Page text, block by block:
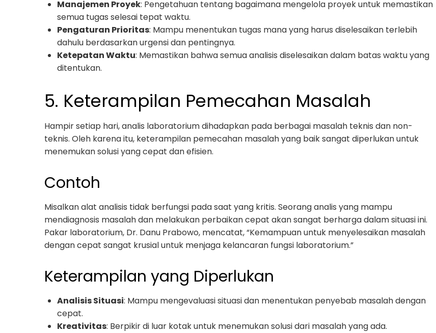
Manajemen Proyek: Pengetahuan tentang bagaimana mengelola proyek untuk memastikan
semua tugas selesai tepat waktu.
Pengaturan Prioritas: Mampu menentukan tugas mana yang harus diselesaikan terlebih
dahulu berdasarkan urgensi dan pentingnya.
Ketepatan Waktu: Memastikan bahwa semua analisis diselesaikan dalam batas waktu yang
ditentukan.
5. Keterampilan Pemecahan Masalah
Hampir setiap hari, analis laboratorium dihadapkan pada berbagai masalah teknis dan non-
teknis. Oleh karena itu, keterampilan pemecahan masalah yang baik sangat diperlukan untuk
menemukan solusi yang cepat dan efisien.
Contoh
Misalkan alat analisis tidak berfungsi pada saat yang kritis. Seorang analis yang mampu
mendiagnosis masalah dan melakukan perbaikan cepat akan sangat berharga dalam situasi ini.
Pakar laboratorium, Dr. Danu Prabowo, mencatat, “Kemampuan untuk menyelesaikan masalah
dengan cepat sangat krusial untuk menjaga kelancaran fungsi laboratorium.”
Keterampilan yang Diperlukan
Analisis Situasi: Mampu mengevaluasi situasi dan menentukan penyebab masalah dengan
cepat.
Kreativitas: Berpikir di luar kotak untuk menemukan solusi dari masalah yang ada.